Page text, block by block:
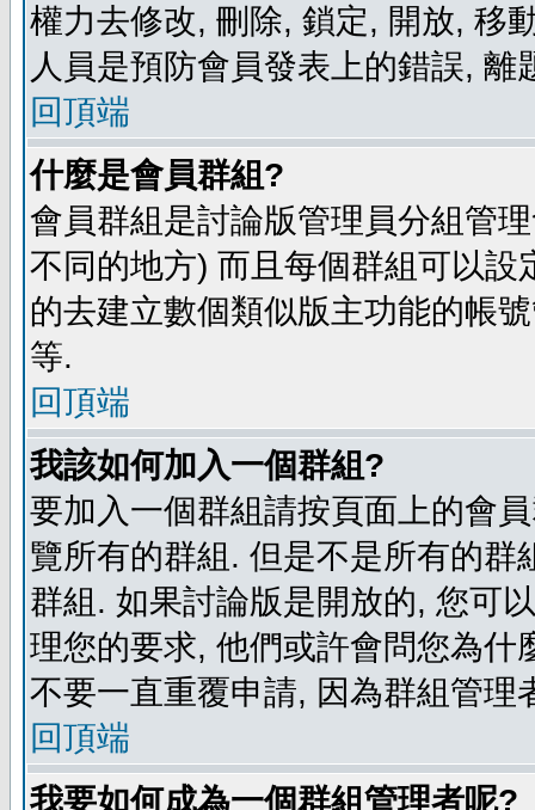
權力去修改, 刪除, 鎖定, 開放, 移
人員是預防會員發表上的錯誤, 離
回頂端
什麼是會員群組?
會員群組是討論版管理員分組管
不同的地方) 而且每個群組可以
的去建立數個類似版主功能的帳
等.
回頂端
我該如何加入一個群組?
要加入一個群組請按頁面上的會
覽所有的群組. 但是不是所有的
群組. 如果討論版是開放的, 您可
理您的要求, 他們或許會問您為
不要一直重覆申請, 因為群組管理
回頂端
我要如何成為一個群組管理者呢?